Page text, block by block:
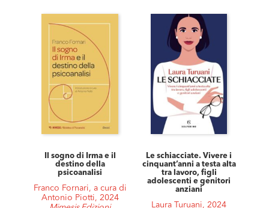
Il sogno di Irma e il
destino della
psicoanalisi
Franco Fornari, a cura di
Antonio Piotti, 2024
Le schiacciate. Vivere i
cinquant’anni a testa alta
tra lavoro, figli
adolescenti e genitori
anziani
Laura Turuani, 2024